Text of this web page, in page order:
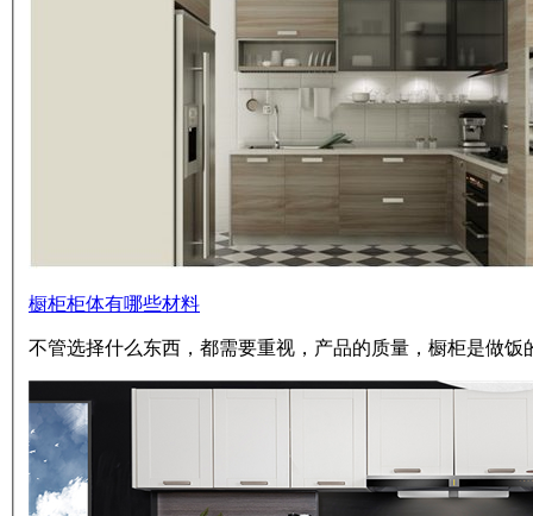
橱柜柜体有哪些材料
不管选择什么东西，都需要重视，产品的质量，橱柜是做饭